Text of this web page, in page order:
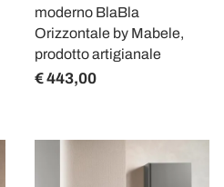
moderno BlaBla
Orizzontale by Mabele,
prodotto artigianale
€ 443,00